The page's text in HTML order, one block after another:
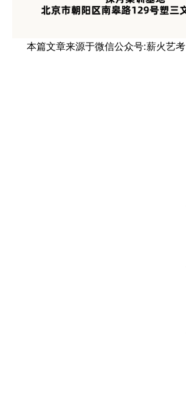
本篇文章来源于微信公众号:薪火艺考